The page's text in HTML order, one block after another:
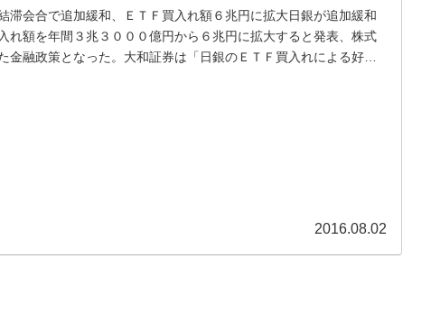
滞会合で追加緩和、ＥＴＦ買入れ額６兆円に拡大日銀が追加緩和
れ額を年間３兆３０００億円から６兆円に拡大すると発表、株式
金融政策となった。大和証券は「日銀のＥＴＦ買入れによる好イ
2016.08.02